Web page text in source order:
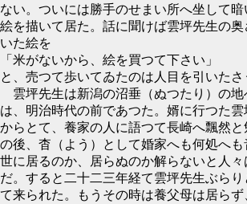
ない。ついには勝手のせまい所へ坐して
絵を描いて居た。話に聞けば雲坪先生の
いた絵を
「米がないから、絵を買つて下さい」
と、売つて歩いてゐたのは人目を引いたさ
雲坪先生は新潟の沼垂（ぬつたり）の地
は、明治時代の前であつた。婿に行つた
からとて、養家の人に語つて長崎へ飄然
の後、杳（よう）として婚家へも何処へ
世に居るのか、居らぬのか解らないと人々
だ。すると二十二三年経て雲坪先生ぶら
て来られた。もうその時は養父母は居ら